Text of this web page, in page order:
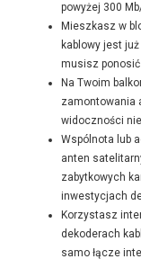
powyżej 300
Mieszkasz w
kablowy jest
musisz
Na Twoim
zamontowania
widoczności
Wspólnota lub
anten
zabytkowych
inwestycjach
Korzystasz
dekoderach
samo łącze